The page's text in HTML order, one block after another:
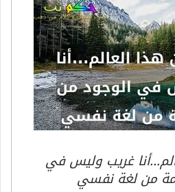
غريب وليس في
من لغة نفسي